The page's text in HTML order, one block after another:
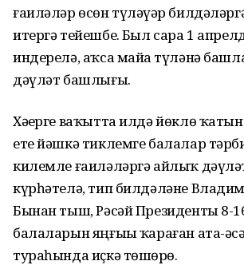
ғаиләләр өсөн түләүҙәр
итергә тейешбеҙ. Был сара 1
индерелә, аҡса майҙа түләнә
дәүләт башлығы.
Хәҙерге ваҡытта илдә йөклө
ете йәшкә тиклемге балалар
килемле ғаиләләргә айлыҡ
күрһәтелә, тип билдәләне
Бынан тыш, Рәсәй Президенты 8-
балаларын яңғыҙы ҡараған ата-
тураһында иҫкә төшөрҙө.